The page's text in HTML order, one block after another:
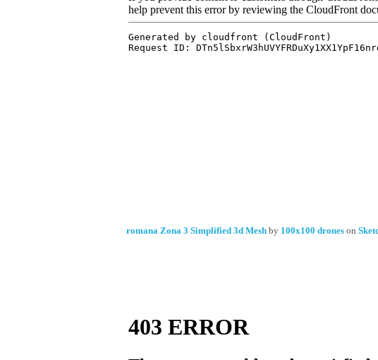
romana Zona 3 Simplified 3d Mesh by 100x100 drones on